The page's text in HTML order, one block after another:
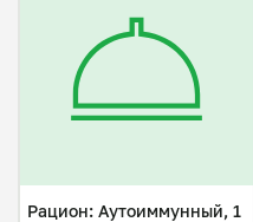
Рацион: Аутоиммунный, 1